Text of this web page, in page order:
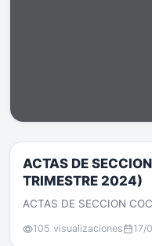
ACTAS DE
TRIMESTRE 2024)
ACTAS DE SECCION
105 visualizaciones 17/